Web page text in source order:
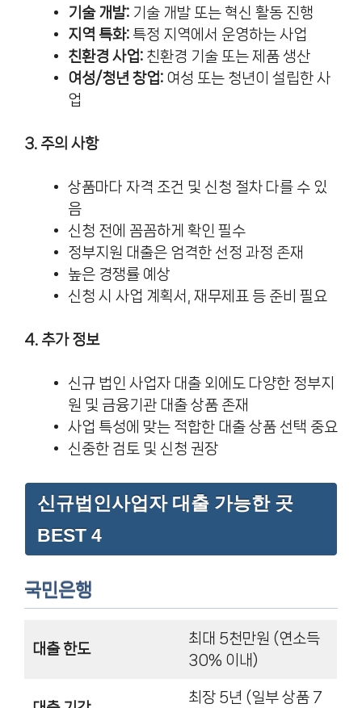
기술 개발: 기술 개발 또는 혁신 활동 진행
지역 특화: 특정 지역에서 운영하는 사업
친환경 사업: 친환경 기술 또는 제품 생산
여성/청년 창업: 여성 또는 청년이 설립한 사
업
3. 주의 사항
상품마다 자격 조건 및 신청 절차 다를 수 있
음
신청 전에 꼼꼼하게 확인 필수
정부지원 대출은 엄격한 선정 과정 존재
높은 경쟁률 예상
신청 시 사업 계획서, 재무제표 등 준비 필요
4. 추가 정보
신규 법인 사업자 대출 외에도 다양한 정부지
원 및 금융기관 대출 상품 존재
사업 특성에 맞는 적합한 대출 상품 선택 중요
신중한 검토 및 신청 권장
신규법인사업자 대출 가능한 곳
BEST 4
국민은행
대출 한도
최대 5천만원 (연소득
30% 이내)
최장 5년 (일부 상품 7